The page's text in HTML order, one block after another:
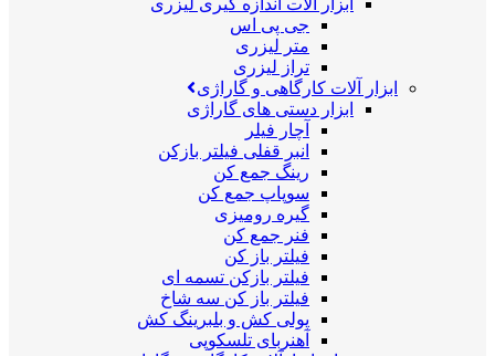
ابزار آلات اندازه گیری لیزری
جی پی اس
متر لیزری
تراز لیزری
ابزار آلات کارگاهی و گاراژی
ابزار دستی های گاراژی
آچار فیلر
انبر قفلی فیلتر بازکن
رینگ جمع کن
سوپاپ جمع کن
گیره رومیزی
فنر جمع کن
فیلتر باز کن
فیلتر بازکن تسمه ای
فیلتر باز کن سه شاخ
پولی کش و بلبرینگ کش
آهنربای تلسکوپی